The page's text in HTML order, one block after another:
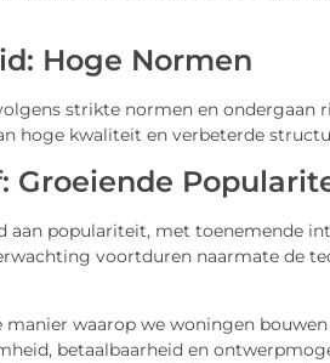
Hoge Normen
strikte normen en ondergaan
hoge kwaliteit en verbeterde
Groeiende
aan populariteit, met toenemende
voortduren naarmate de
waarop we woningen
betaalbaarheid en